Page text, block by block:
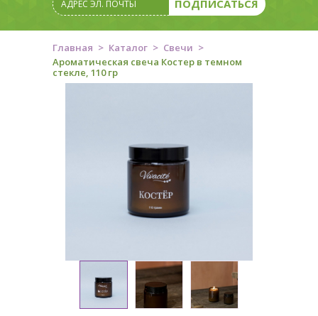
Главная Каталог
Свечи
Ароматическая свеча Костер в темном
стекле, 110 гр